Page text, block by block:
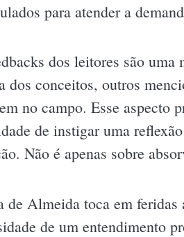
para atender a
dos leitores são
dos conceitos, outros
no campo. Esse aspecto
de instigar uma
Não é apenas sobre
de Almeida toca em feridas
de um entendimento